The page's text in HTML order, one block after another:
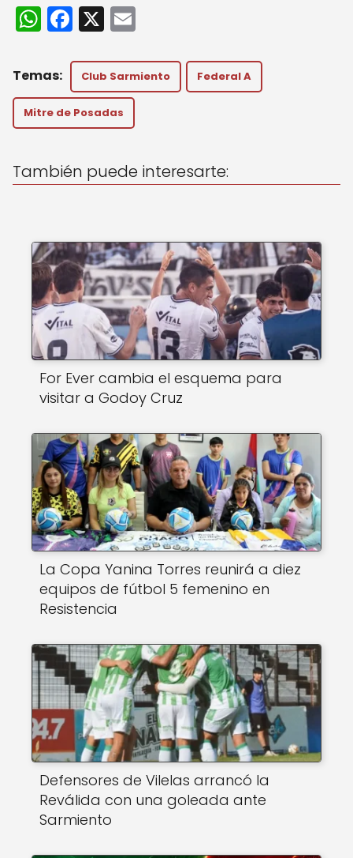
W
h
a
ts
A
p
F
a
c
e
b
o
k
X
ai
l
Club Sarmiento Federal A
Mitre de Posadas
También puede interesarte:
For Ever cambia el esquema para
visitar a Godoy Cruz
La Copa Yanina Torres reunirá a diez
equipos de fútbol 5 femenino en
Resistencia
Defensores de Vilelas arrancó la
Reválida con una goleada ante
Sarmiento